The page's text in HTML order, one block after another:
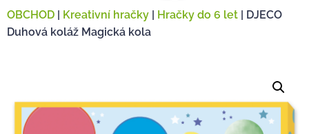
OBCHOD | Kreativní hračky | Hračky do 6 let | DJECO
Duhová koláž Magická kola